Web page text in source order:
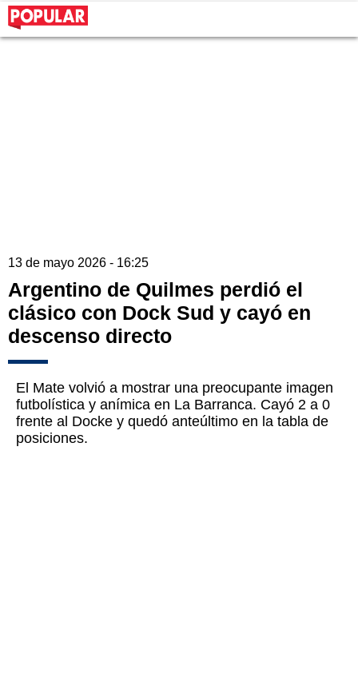
13 de mayo 2026 - 16:25
Argentino de Quilmes perdió el
clásico con Dock Sud y cayó en
descenso directo
El Mate volvió a mostrar una preocupante imagen
futbolística y anímica en La Barranca. Cayó 2 a 0
frente al Docke y quedó anteúltimo en la tabla de
posiciones.